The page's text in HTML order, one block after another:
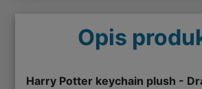
Opis
Harry Potter keychain plush -